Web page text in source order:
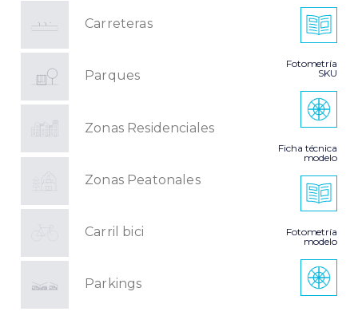
Carreteras
Parques
Zonas Residenciales
Zonas Peatonales
Carril bici
Parkings
Fotometría
SKU
Ficha técnica
modelo
Fotometría
modelo